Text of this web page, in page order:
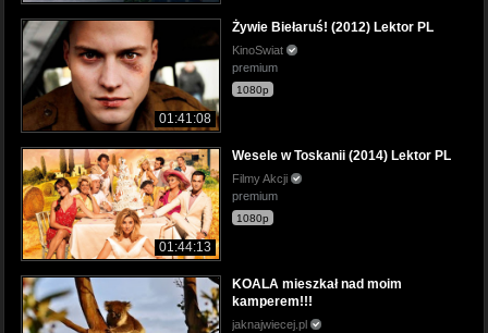
01:41:08
Żywie Biełaruś! (2012) Lektor PL
KinoSwiat
premium
1080p
01:44:13
Wesele w Toskanii (2014) Lektor PL
Filmy Akcji
premium
1080p
KOALA mieszkał nad moim
kamperem!!!
jaknajwiecej.pl